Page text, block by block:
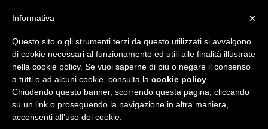
FORUM-ACCEDI
×
Informativa
Questo sito o gli strumenti terzi da questo utilizzati si avvalgono
di cookie necessari al funzionamento ed utili alle finalità illustrate
nella cookie policy. Se vuoi saperne di più o negare il consenso
a tutti o ad alcuni cookie, consulta la cookie policy
Chiudendo questo banner, scorrendo questa pagina, cliccando
su un link o proseguendo la navigazione in altra maniera,
acconsenti all’uso dei cookie.